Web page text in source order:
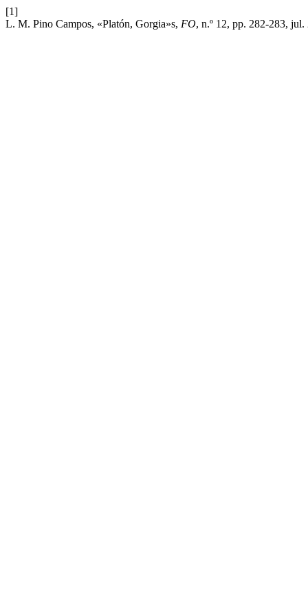
[1]
L. M. Pino Campos, «Platón, Gorgia»s, FO, n.º 12, pp. 282-283, jul.